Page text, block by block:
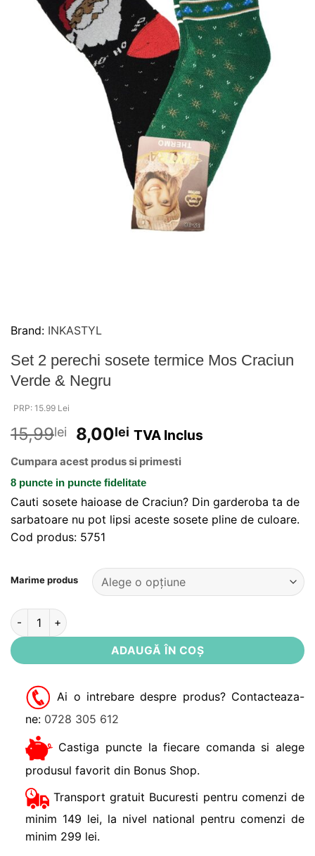
Brand: INKASTYL
Set 2 perechi sosete termice Mos Craciun
Verde & Negru
PRP: 15.99 Lei
15,99lei 8,00lei TVA Inclus
Cumpara acest produs si primesti
8 puncte in puncte fidelitate
Cauti sosete haioase de Craciun? Din garderoba ta de
sarbatoare nu pot lipsi aceste sosete pline de culoare.
Cod produs: 5751
Marime produs
Cantitate Set 2 perechi sosete termice Mos Craciun Verde &
ADAUGĂ ÎN COȘ
Ai o intrebare despre produs? Contacteaza-
ne: 0728 305 612
Castiga puncte la fiecare comanda si alege
produsul favorit din Bonus Shop.
Transport gratuit Bucuresti pentru comenzi de
minim 149 lei, la nivel national pentru comenzi de
minim 299 lei.